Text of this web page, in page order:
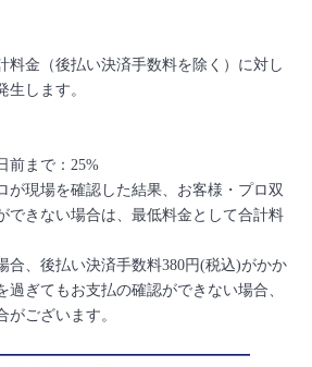
料金（後払い決済手数料を除く）に対し
生します。
前まで：25%
が現場を確認した結果、お客様・プロ双
できない場合は、最低料金として合計料
合、後払い決済手数料380円(税込)がかか
過ぎてもお支払の確認ができない場合、
がございます。